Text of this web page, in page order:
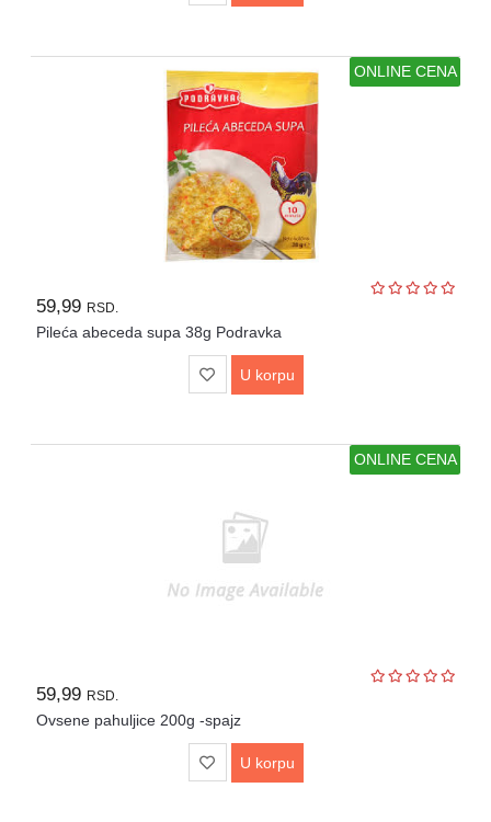
ONLINE CENA
59,99 RSD.
Pileća abeceda supa 38g Podravka
U korpu
ONLINE CENA
59,99 RSD.
Ovsene pahuljice 200g -spajz
U korpu